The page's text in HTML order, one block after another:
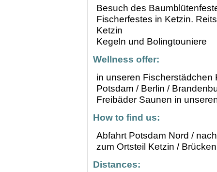
Besuch des
Fischerfestes in Ketzin.
Ketzin
Kegeln und Bolingtouniere
Wellness offer:
in unseren Fischerstädchen
Potsdam / Berlin /
Freibäder Saunen in
How to find us:
Abfahrt Potsdam Nord /
zum Ortsteil Ketzin /
Distances: